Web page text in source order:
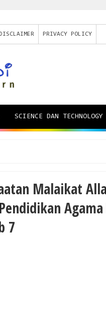
DISCLAIMER PRIVACY POLICY
SCIENCE DAN TECHNOLOGY
Malaikat
7